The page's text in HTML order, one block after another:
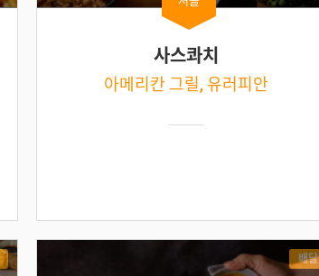
사스콰치
아메리칸 그릴, 유러피안
배달